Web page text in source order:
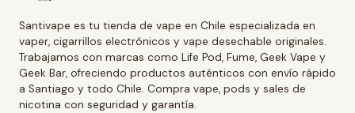
Santivape es tu tienda de vape en Chile especializada en
vaper, cigarrillos electrónicos y vape desechable originales.
Trabajamos con marcas como Life Pod, Fume, Geek Vape y
Geek Bar, ofreciendo productos auténticos con envío rápido
a Santiago y todo Chile. Compra vape, pods y sales de
nicotina con seguridad y garantía.